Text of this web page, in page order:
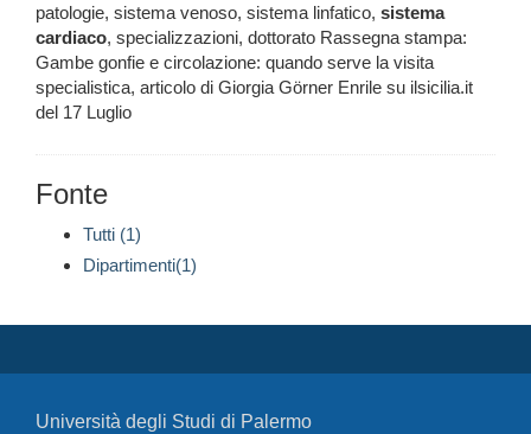
patologie, sistema venoso, sistema linfatico, sistema
cardiaco, specializzazioni, dottorato Rassegna stampa:
Gambe gonfie e circolazione: quando serve la visita
specialistica, articolo di Giorgia Görner Enrile su ilsicilia.it
del 17 Luglio
Fonte
Tutti (1)
Dipartimenti(1)
Università degli Studi di Palermo